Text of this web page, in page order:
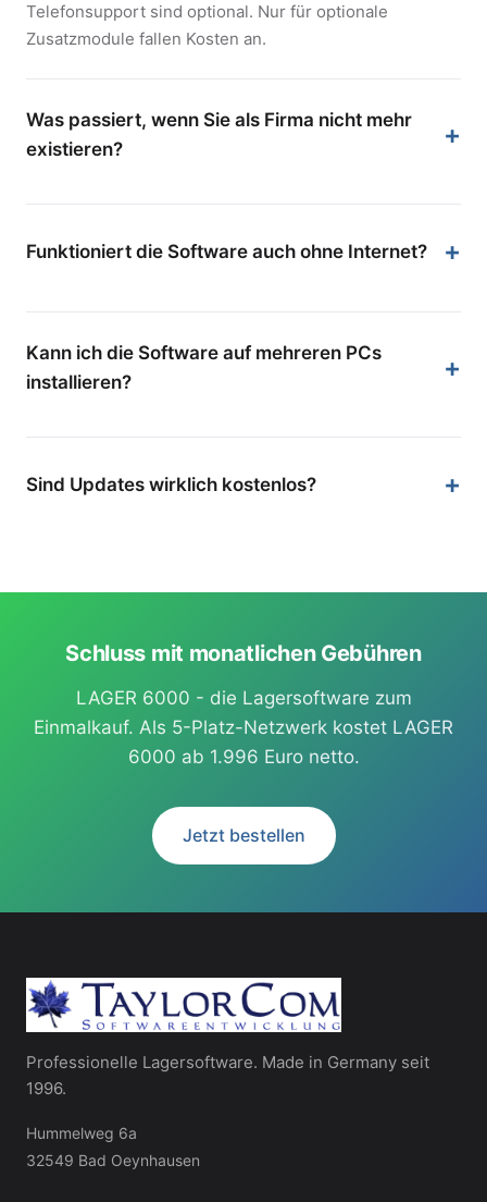
Telefonsupport sind optional. Nur für optionale
Zusatzmodule fallen Kosten an.
Was passiert, wenn Sie als Firma nicht mehr
existieren?
abhängig. Ihre Daten gehören Ihnen und liegen in einer
Funktioniert die Software auch ohne Internet?
Internetverbindung.
Kann ich die Software auf mehreren PCs
installieren?
Preise finden Sie in unserem Shop.
Sind Updates wirklich kostenlos?
Schluss mit monatlichen Gebühren
LAGER 6000 - die Lagersoftware zum
Einmalkauf. Als 5-Platz-Netzwerk kostet LAGER
6000 ab 1.996 Euro netto.
Jetzt bestellen
Professionelle Lagersoftware. Made in Germany seit
1996.
Hummelweg 6a
32549 Bad Oeynhausen